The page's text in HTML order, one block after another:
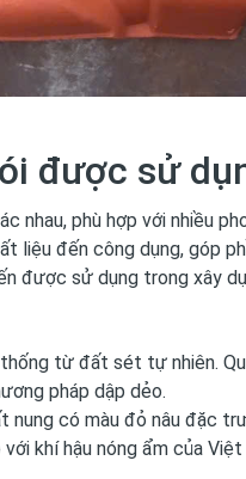
được sử
nhau, phù hợp với nhiều
liệu đến công dụng, góp
được sử dụng trong xây
từ đất sét tự nhiên.
pháp dập dẻo.
có màu đỏ nâu đặc
khí hậu nóng ẩm của Việt